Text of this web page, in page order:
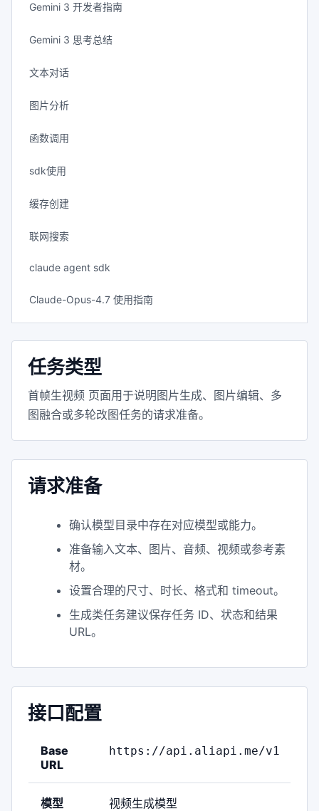
Gemini 3 开发者指南
Gemini 3 思考总结
文本对话
图片分析
函数调用
sdk使用
缓存创建
联网搜索
claude agent sdk
Claude-Opus-4.7 使用指南
任务类型
首帧生视频 页面用于说明图片生成、图片编辑、多
图融合或多轮改图任务的请求准备。
请求准备
确认模型目录中存在对应模型或能力。
准备输入文本、图片、音频、视频或参考素
材。
设置合理的尺寸、时长、格式和 timeout。
生成类任务建议保存任务 ID、状态和结果
URL。
接口配置
Base
URL
https://api.aliapi.me/v1
模型 视频生成模型